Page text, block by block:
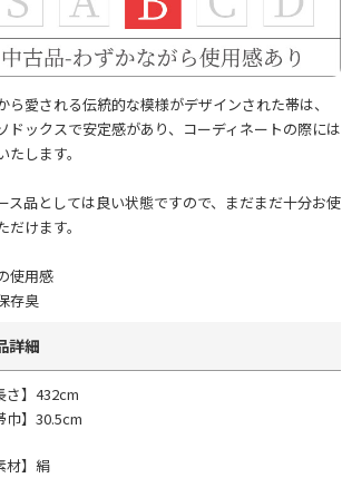
ら愛される伝統的な模様がデザインされた帯は、
ドックスで安定感があり、コーディネートの際には
たします。
ス品としては良い状態ですので、まだまだ十分お使
だけます。
使用感
存臭
詳細
さ】432cm
巾】30.5cm
材】絹